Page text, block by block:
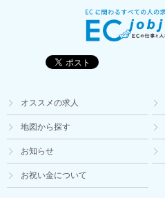
オススメの求人
地図から探す
お知らせ
お祝い金について